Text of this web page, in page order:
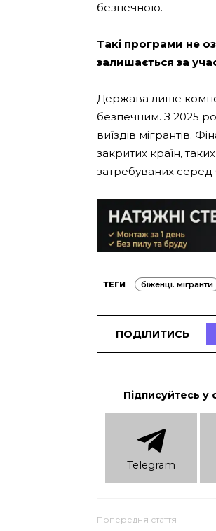
безпечною.
Такі програми не
залишається за
Держава лише
безпечним. З 2025
виїздів мігрантів.
закритих країн,
затребуваних серед
ТЕГИ біженці. мігранти
ПОДІЛИТИСЬ
Підписуйтесь
Telеgram
Попередня стаття